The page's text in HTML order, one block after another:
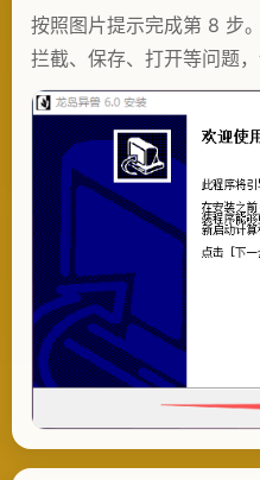
按照图片提示完成第 8 步
拦截、保存、打开等问题，